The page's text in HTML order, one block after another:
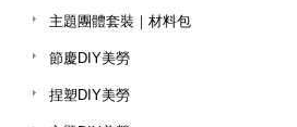
主題團體套裝｜材料包
節慶DIY美勞
捏塑DIY美勞